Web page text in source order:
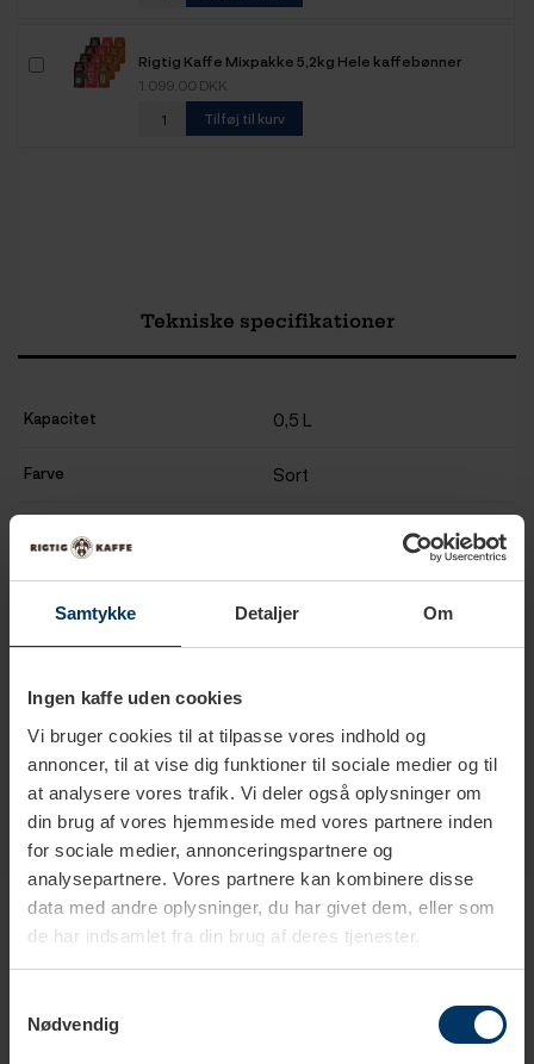
Samtykke Detaljer Om
Ingen kaffe uden cookies
Vi bruger cookies til at tilpasse vores indhold og
annoncer, til at vise dig funktioner til sociale medier og til
at analysere vores trafik. Vi deler også oplysninger om
din brug af vores hjemmeside med vores partnere inden
for sociale medier, annonceringspartnere og
analysepartnere. Vores partnere kan kombinere disse
data med andre oplysninger, du har givet dem, eller som
de har indsamlet fra din brug af deres tjenester.
Nødvendig
Rigtig Kaffe Mixpakke 5,2kg Hele kaffebønner
1.099,00 DKK
Tilføj til kurv
Tekniske specifikationer
Kapacitet 0,5 L
Farve Sort
Materiale Rustfrit stål
Højde
Produkter i samme kategori